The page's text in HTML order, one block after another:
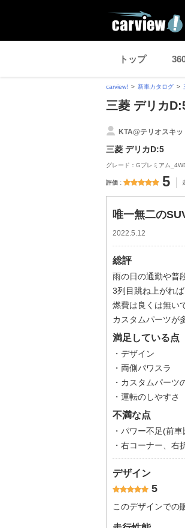
トップ
carview! 新車カタログ
三菱 デリカ
KTA@テリオスキッ
三菱 デリカD:5
グレード：Gプレミアム
評価 5
唯一無二の
2022.5.12
総評
雨の日の通勤や普
3列目跳ね上がれ
燃費は良くは無い
カスタムパーツが
満足している点
・デザイン
・両側パワスラ
・カスタムパーツ
・運転のしやすさ
不満な点
・パワー不足(前車
・右コーナー、右
デザイン
5
このデザインでの